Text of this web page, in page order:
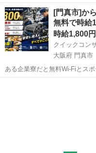
ちゃいま…
大阪 摂津市 工場
[門真市]か
無料で時給
時給1,800円
クイックコン
大阪府 門真市
ある企業寮だと無料Wi-Fiとスポ
ちゃいま…